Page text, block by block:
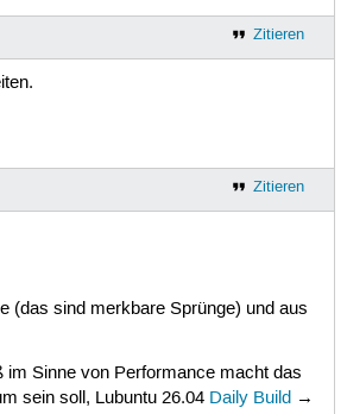
Zitieren
Zitieren
(das sind merkbare Sprünge) und aus
Sinne von Performance macht das
sein soll, Lubuntu 26.04 Daily Build→